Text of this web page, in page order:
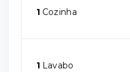
1 Cozinha
1 Lavabo